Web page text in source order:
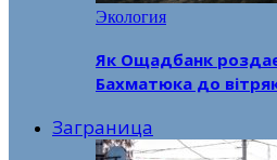
Экология
Як Ощадбанк роздає
Бахматюка до
Заграница